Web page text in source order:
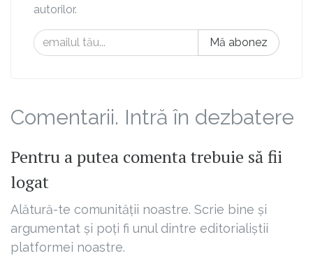
autorilor.
Mă abonez
Comentarii. Intră în dezbatere
Pentru a putea comenta trebuie să fii
logat
Alătură-te comunității noastre. Scrie bine și
argumentat și poți fi unul dintre editorialiștii
platformei noastre.